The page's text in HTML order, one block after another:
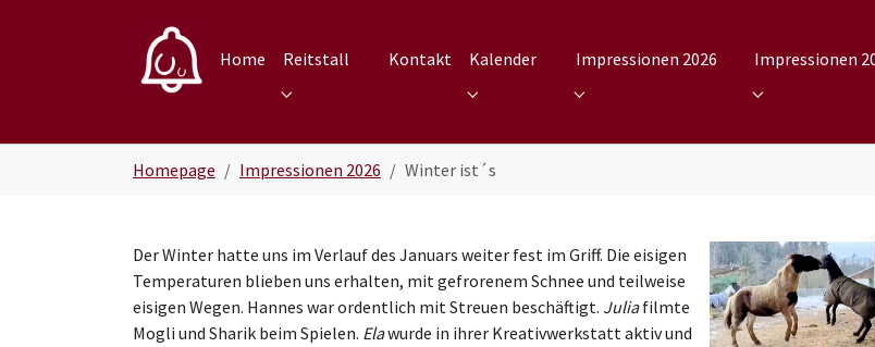
Home Reitstall
Submenu for "Reitstall"
Kontakt Kalender
Submenu for "Kalender"
Impressionen 2026
Submenu for "Impressionen 2026"
Impressionen
Submenu for
Homepage Impressionen 2026 Winter ist´s
Der Winter hatte uns im Verlauf des Januars weiter fest im Griff. Die eisigen
Temperaturen blieben uns erhalten, mit gefrorenem Schnee und teilweise
eisigen Wegen. Hannes war ordentlich mit Streuen beschäftigt. Juliafilmte
Mogli und Sharik beim Spielen. Elawurde in ihrer Kreativwerkstatt aktiv und